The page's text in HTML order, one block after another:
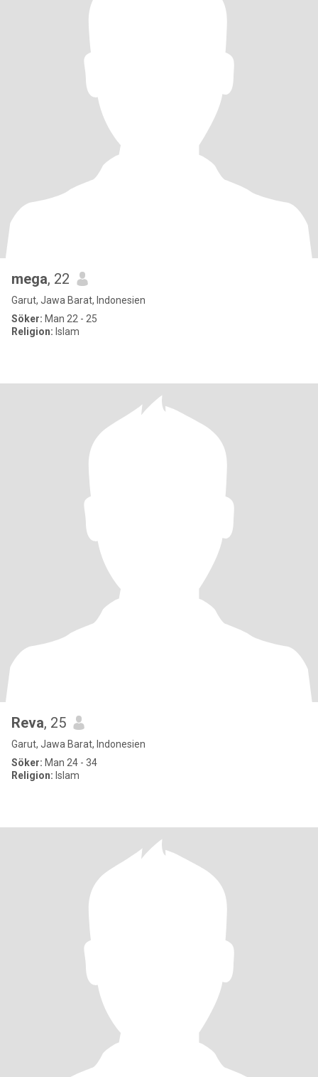
mega, 22
Garut, Jawa Barat, Indonesien
Söker: Man 22 - 25
Religion: Islam
Reva, 25
Garut, Jawa Barat, Indonesien
Söker: Man 24 - 34
Religion: Islam